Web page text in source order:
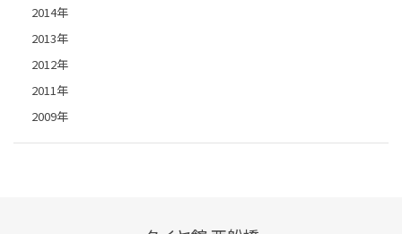
2014年
2013年
2012年
2011年
2009年